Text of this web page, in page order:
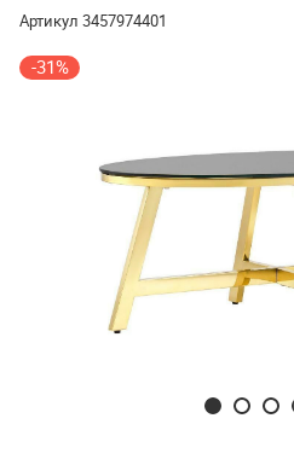
Артикул 3457974401
-31%